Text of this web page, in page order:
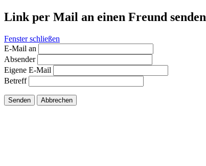
Link per Mail an einen Freund senden
Fenster schließen
E-Mail an
Absender
Eigene E-Mail
Betreff
Senden Abbrechen